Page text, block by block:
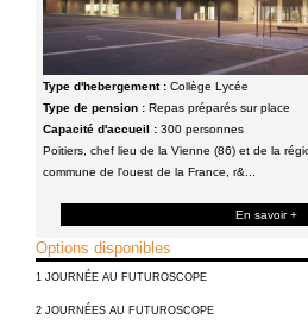
Type d'hebergement : Collège Lycée
Type de pension : Repas préparés sur place
Capacité d'accueil : 300 personnes
Poitiers, chef lieu de la Vienne (86) et de la
commune de l'ouest de la France, r&...
En savoir +
Options disponibles
1 JOURNÉE AU FUTUROSCOPE
2 JOURNÉES AU FUTUROSCOPE